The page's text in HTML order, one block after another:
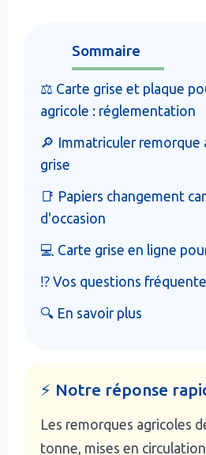
Sommaire
⚖️ Carte grise et plaque
agricole : réglementation
🔎 Immatriculer remorque
grise
📑 Papiers changement
d'occasion
💻 Carte grise en ligne
⁉️ Vos questions
🔍 En savoir plus
⚡ Notre réponse
Les remorques agricoles
tonne, mises en